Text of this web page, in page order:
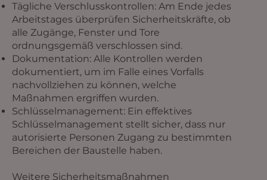
Tägliche Verschlusskontrollen: Am Ende jedes
Arbeitstages überprüfen Sicherheitskräfte, ob
alle Zugänge, Fenster und Tore
ordnungsgemäß verschlossen sind.
Dokumentation: Alle Kontrollen werden
dokumentiert, um im Falle eines Vorfalls
nachvollziehen zu können, welche
Maßnahmen ergriffen wurden.
Schlüsselmanagement: Ein effektives
Schlüsselmanagement stellt sicher, dass nur
autorisierte Personen Zugang zu bestimmten
Bereichen der Baustelle haben.
Weitere Sicherheitsmaßnahmen